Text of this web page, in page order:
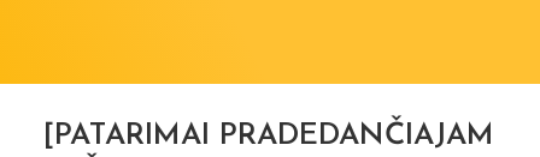
[PATARIMAI PRADEDANČIAJAM